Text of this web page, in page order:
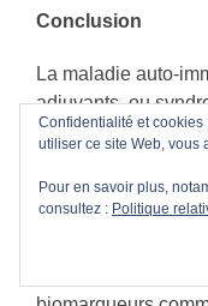
Conclusion
La maladie auto-
adjuvants, ou
intéressant qui
substances
2024 montrent que
autour des
nouveaux
Confidentialité et cookies
utiliser ce site Web, vous
Pour en savoir plus,
consultez : Politique